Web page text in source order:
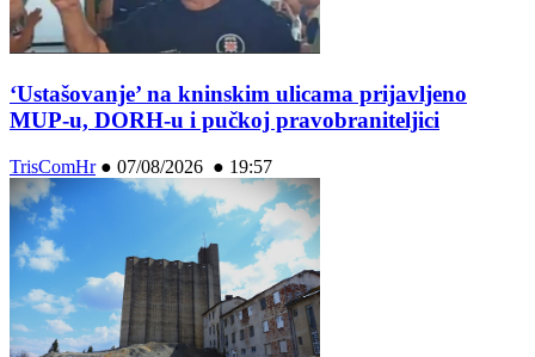
‘Ustašovanje’ na kninskim ulicama prijavljeno
MUP-u, DORH-u i pučkoj pravobraniteljici
TrisComHr● 07/08/2026 ● 19:57